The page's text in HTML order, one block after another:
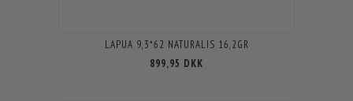
LAPUA 9,3*62 NATURALIS 16,2GR
899,95 DKK